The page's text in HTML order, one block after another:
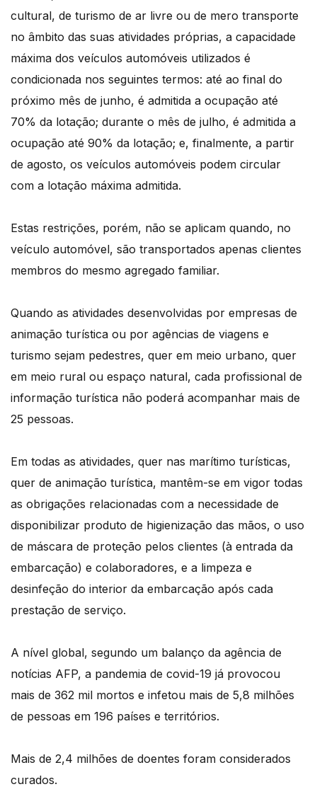
cultural, de turismo de ar livre ou de mero transporte
no âmbito das suas atividades próprias, a capacidade
máxima dos veículos automóveis utilizados é
condicionada nos seguintes termos: até ao final do
próximo mês de junho, é admitida a ocupação até
70% da lotação; durante o mês de julho, é admitida a
ocupação até 90% da lotação; e, finalmente, a partir
de agosto, os veículos automóveis podem circular
com a lotação máxima admitida.
Estas restrições, porém, não se aplicam quando, no
veículo automóvel, são transportados apenas clientes
membros do mesmo agregado familiar.
Quando as atividades desenvolvidas por empresas de
animação turística ou por agências de viagens e
turismo sejam pedestres, quer em meio urbano, quer
em meio rural ou espaço natural, cada profissional de
informação turística não poderá acompanhar mais de
25 pessoas.
Em todas as atividades, quer nas marítimo turísticas,
quer de animação turística, mantêm-se em vigor todas
as obrigações relacionadas com a necessidade de
disponibilizar produto de higienização das mãos, o uso
de máscara de proteção pelos clientes (à entrada da
embarcação) e colaboradores, e a limpeza e
desinfeção do interior da embarcação após cada
prestação de serviço.
A nível global, segundo um balanço da agência de
notícias AFP, a pandemia de covid-19 já provocou
mais de 362 mil mortos e infetou mais de 5,8 milhões
de pessoas em 196 países e territórios.
Mais de 2,4 milhões de doentes foram considerados
curados.